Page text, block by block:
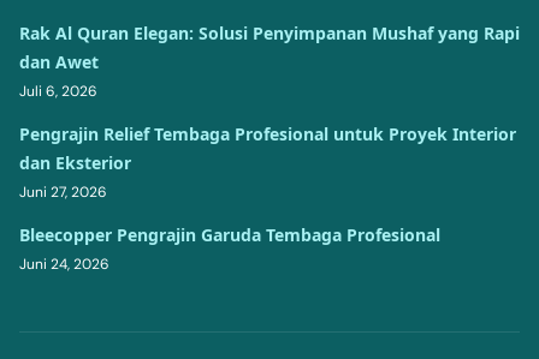
Rak Al Quran Elegan: Solusi Penyimpanan Mushaf yang Rapi
dan Awet
Juli 6, 2026
Pengrajin Relief Tembaga Profesional untuk Proyek Interior
dan Eksterior
Juni 27, 2026
Bleecopper Pengrajin Garuda Tembaga Profesional
Juni 24, 2026